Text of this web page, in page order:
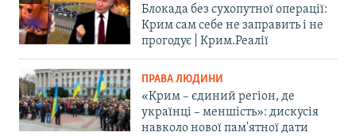
Блокада без сухопутної операції:
Крим сам себе не заправить і не
прогодує | Крим.Реалії
ПРАВА ЛЮДИНИ
«Крим – єдиний регіон, де
українці – меншість»: дискусія
навколо нової пам'ятної дати